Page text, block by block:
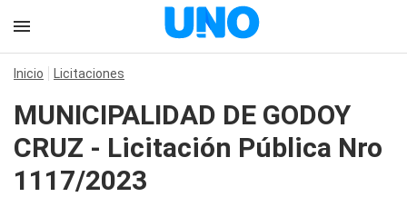
Inicio Licitaciones
MUNICIPALIDAD DE GODOY
CRUZ - Licitación Pública Nro
1117/2023